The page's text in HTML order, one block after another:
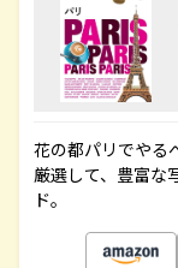
花の都パリでやる
厳選して、豊富な
ド。